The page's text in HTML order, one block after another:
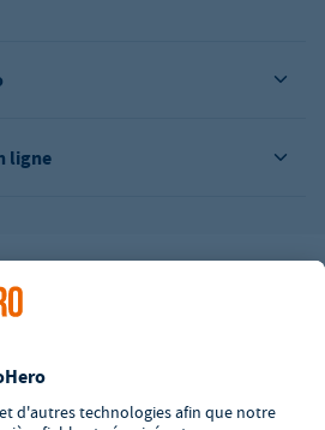
ligne
est exclusivement destinée aux
des prix unitaires nets majorés de
peuvent entraîner des frais
par le fabricant